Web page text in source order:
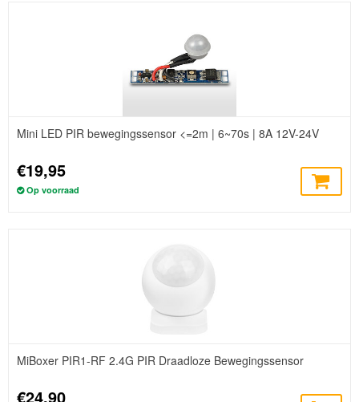
Mini LED PIR bewegingssensor <=2m | 6~70s | 8A 12V-24V
€19,95
Op voorraad
MiBoxer PIR1-RF 2.4G PIR Draadloze Bewegingssensor
€24,90